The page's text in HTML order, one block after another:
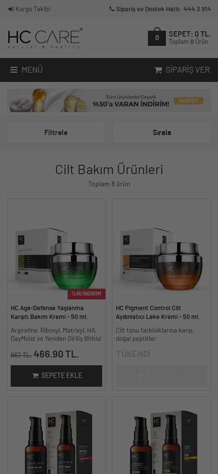
Kargo Takibi Sipariş ve Destek Hattı: 444 3 914
0
SEPET: 0 TL.
Toplam 0 Ürün
MENÜ SIPARIŞ VER
Filtrele Sırala
Cilt Bakım Ürünleri
Toplam 8 ürün
%30 İNDİRİM
HC Age-Defense Yaşlanma
Karşıtı Bakım Kremi - 50 ml.
Argireline, Riboxyl, Matrixyl, HA,
DayMoist ve Yeniden Diriliş Bitkisi
667 TL. 466.90 TL.
SEPETE EKLE
HC Pigment Control Cilt
Aydınlatıcı Leke Kremi - 50 ml.
Cilt tonu farklılıklarına karşı,
doğal peptitler